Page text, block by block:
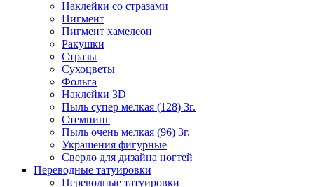
Наклейки со стразами
Пигмент
Пигмент хамелеон
Ракушки
Стразы
Сухоцветы
Фольга
Наклейки 3D
Пыль супер мелкая (128) 3г.
Стемпинг
Пыль очень мелкая (96) 3г.
Украшения фигурные
Сверло для дизайна ногтей
Переводные татуировки
Переводные татуировки